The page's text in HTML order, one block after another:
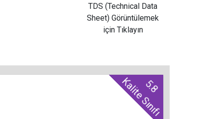
TDS (Technical Data
Sheet) Görüntülemek
için Tıklayın
5.8
Kalite Sınıfı